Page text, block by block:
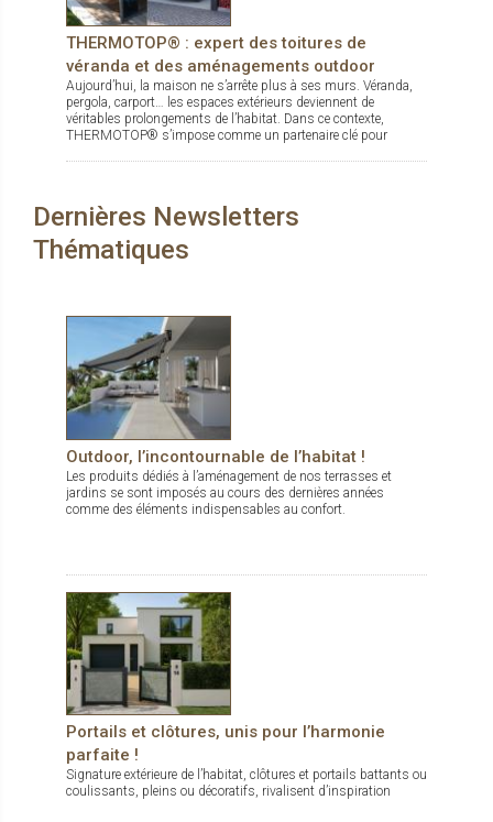
THERMOTOP® : expert des toitures de
véranda et des aménagements outdoor
Aujourd’hui, la maison ne s’arrête plus à ses murs. Véranda,
pergola, carport… les espaces extérieurs deviennent de
véritables prolongements de l’habitat. Dans ce contexte,
THERMOTOP® s’impose comme un partenaire clé pour
Dernières Newsletters
Thématiques
Outdoor, l’incontournable de l’habitat !
Les produits dédiés à l’aménagement de nos terrasses et
jardins se sont imposés au cours des dernières années
comme des éléments indispensables au confort.
Portails et clôtures, unis pour l’harmonie
parfaite !
Signature extérieure de l’habitat, clôtures et portails battants ou
coulissants, pleins ou décoratifs, rivalisent d’inspiration